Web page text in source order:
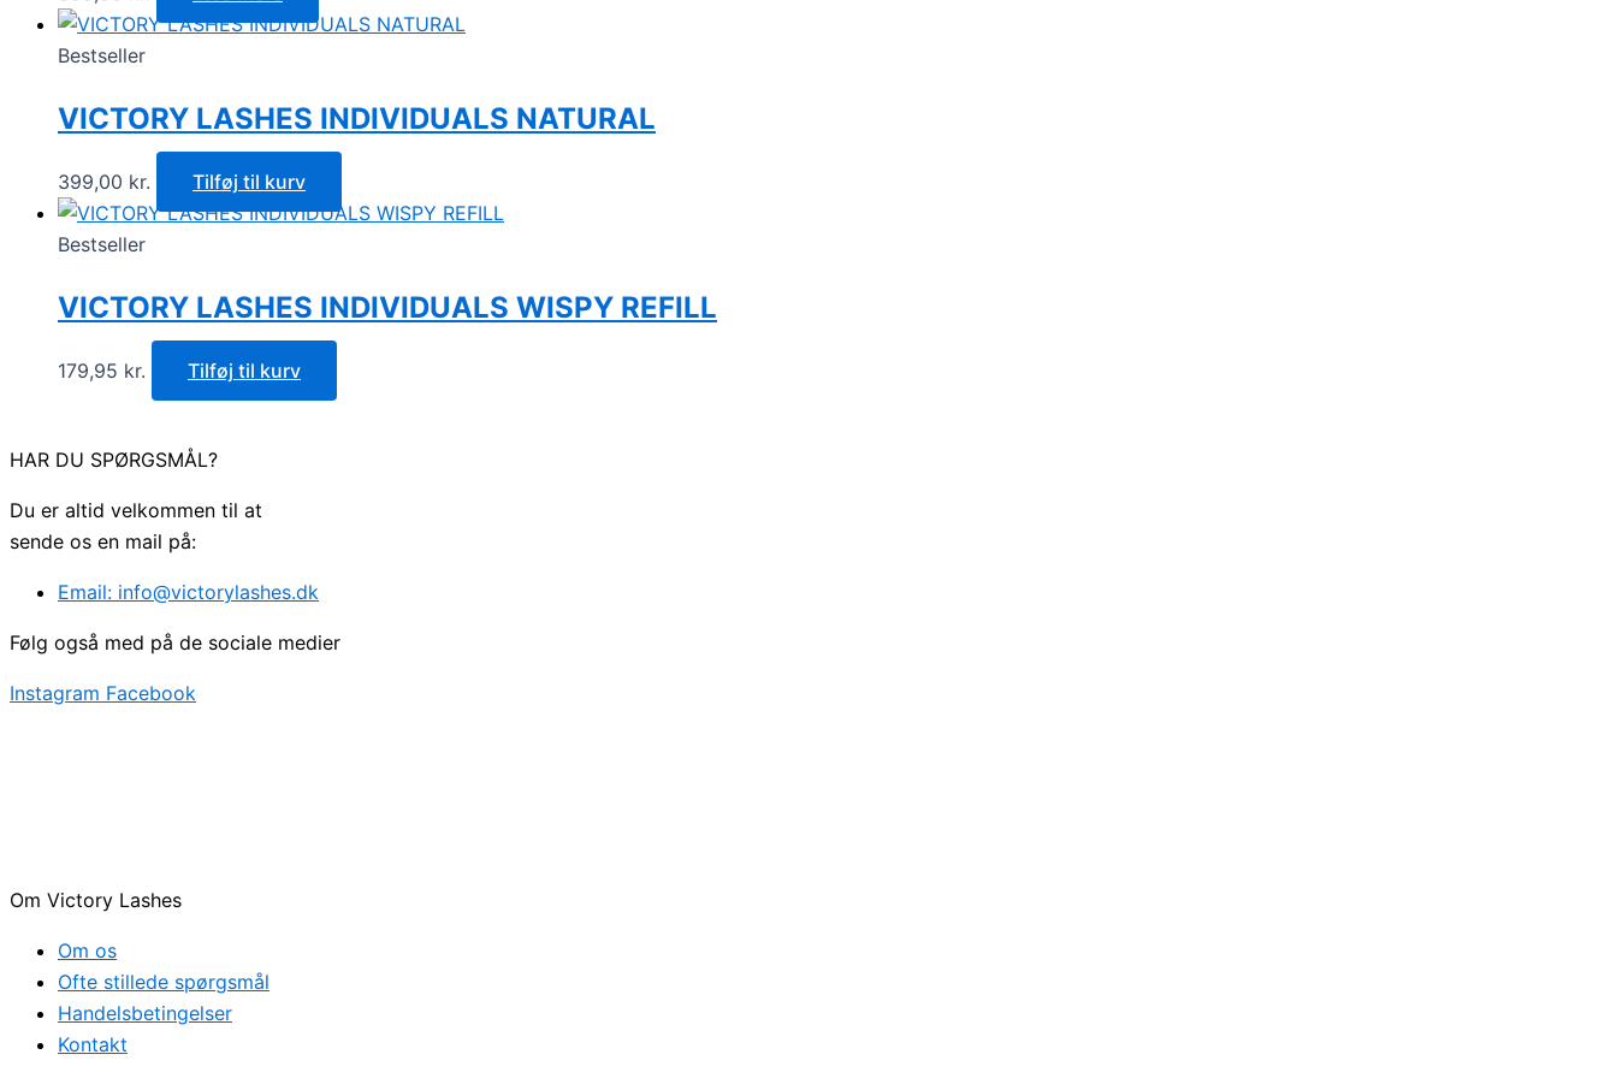
Bestseller
VICTORY LASHES INDIVIDUALS NATURAL
399,00 kr. Tilføj til kurv
Bestseller
VICTORY LASHES INDIVIDUALS WISPY REFILL
179,95 kr. Tilføj til kurv
HAR DU SPØRGSMÅL?
Du er altid velkommen til at
sende os en mail på:
Email: info@victorylashes.dk
Følg også med på de sociale medier
Instagram Facebook
Om Victory Lashes
Om os
Ofte stillede spørgsmål
Handelsbetingelser
Kontakt